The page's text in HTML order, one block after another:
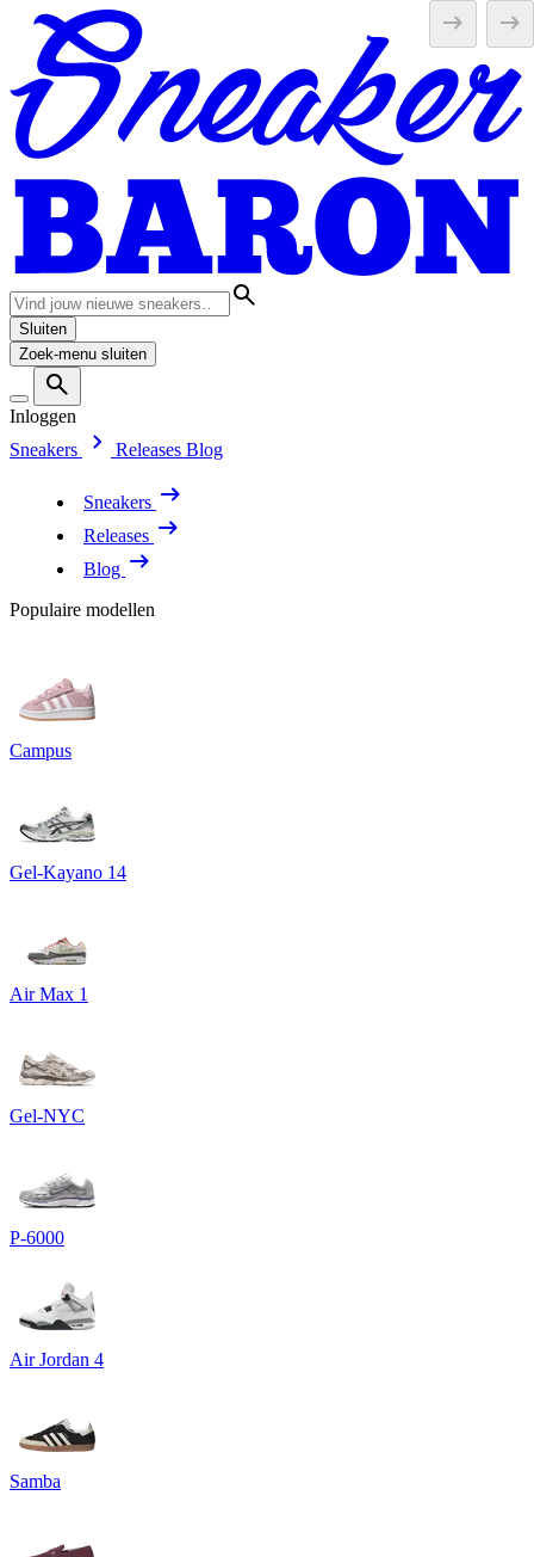
Sluiten
Zoek-menu sluiten
Inloggen
Sneakers
Releases Blog
Sneakers
Releases
Blog
Populaire modellen
Campus
Gel-Kayano 14
Air Max 1
Gel-NYC
P-6000
Air Jordan 4
Samba